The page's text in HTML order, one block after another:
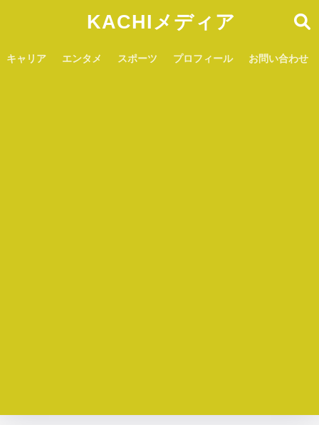
KACHIメディア
キャリア エンタメ スポーツ プロフィール お問い合わせ